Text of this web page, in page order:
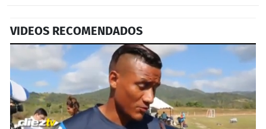
VIDEOS RECOMENDADOS